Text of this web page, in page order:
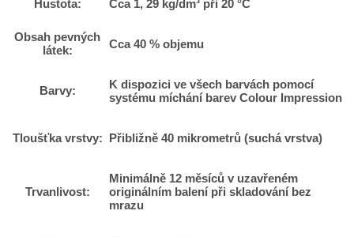
Hustota: Cca 1, 29 kg/dm³ při 20 °C
Obsah pevných
látek:
Cca 40 % objemu
Barvy:
K dispozici ve všech barvách pomocí
systému míchání barev Colour Impression
Tloušťka vrstvy: Přibližně 40 mikrometrů (suchá vrstva)
Trvanlivost:
Minimálně 12 měsíců v uzavřeném
originálním balení při skladování bez
mrazu